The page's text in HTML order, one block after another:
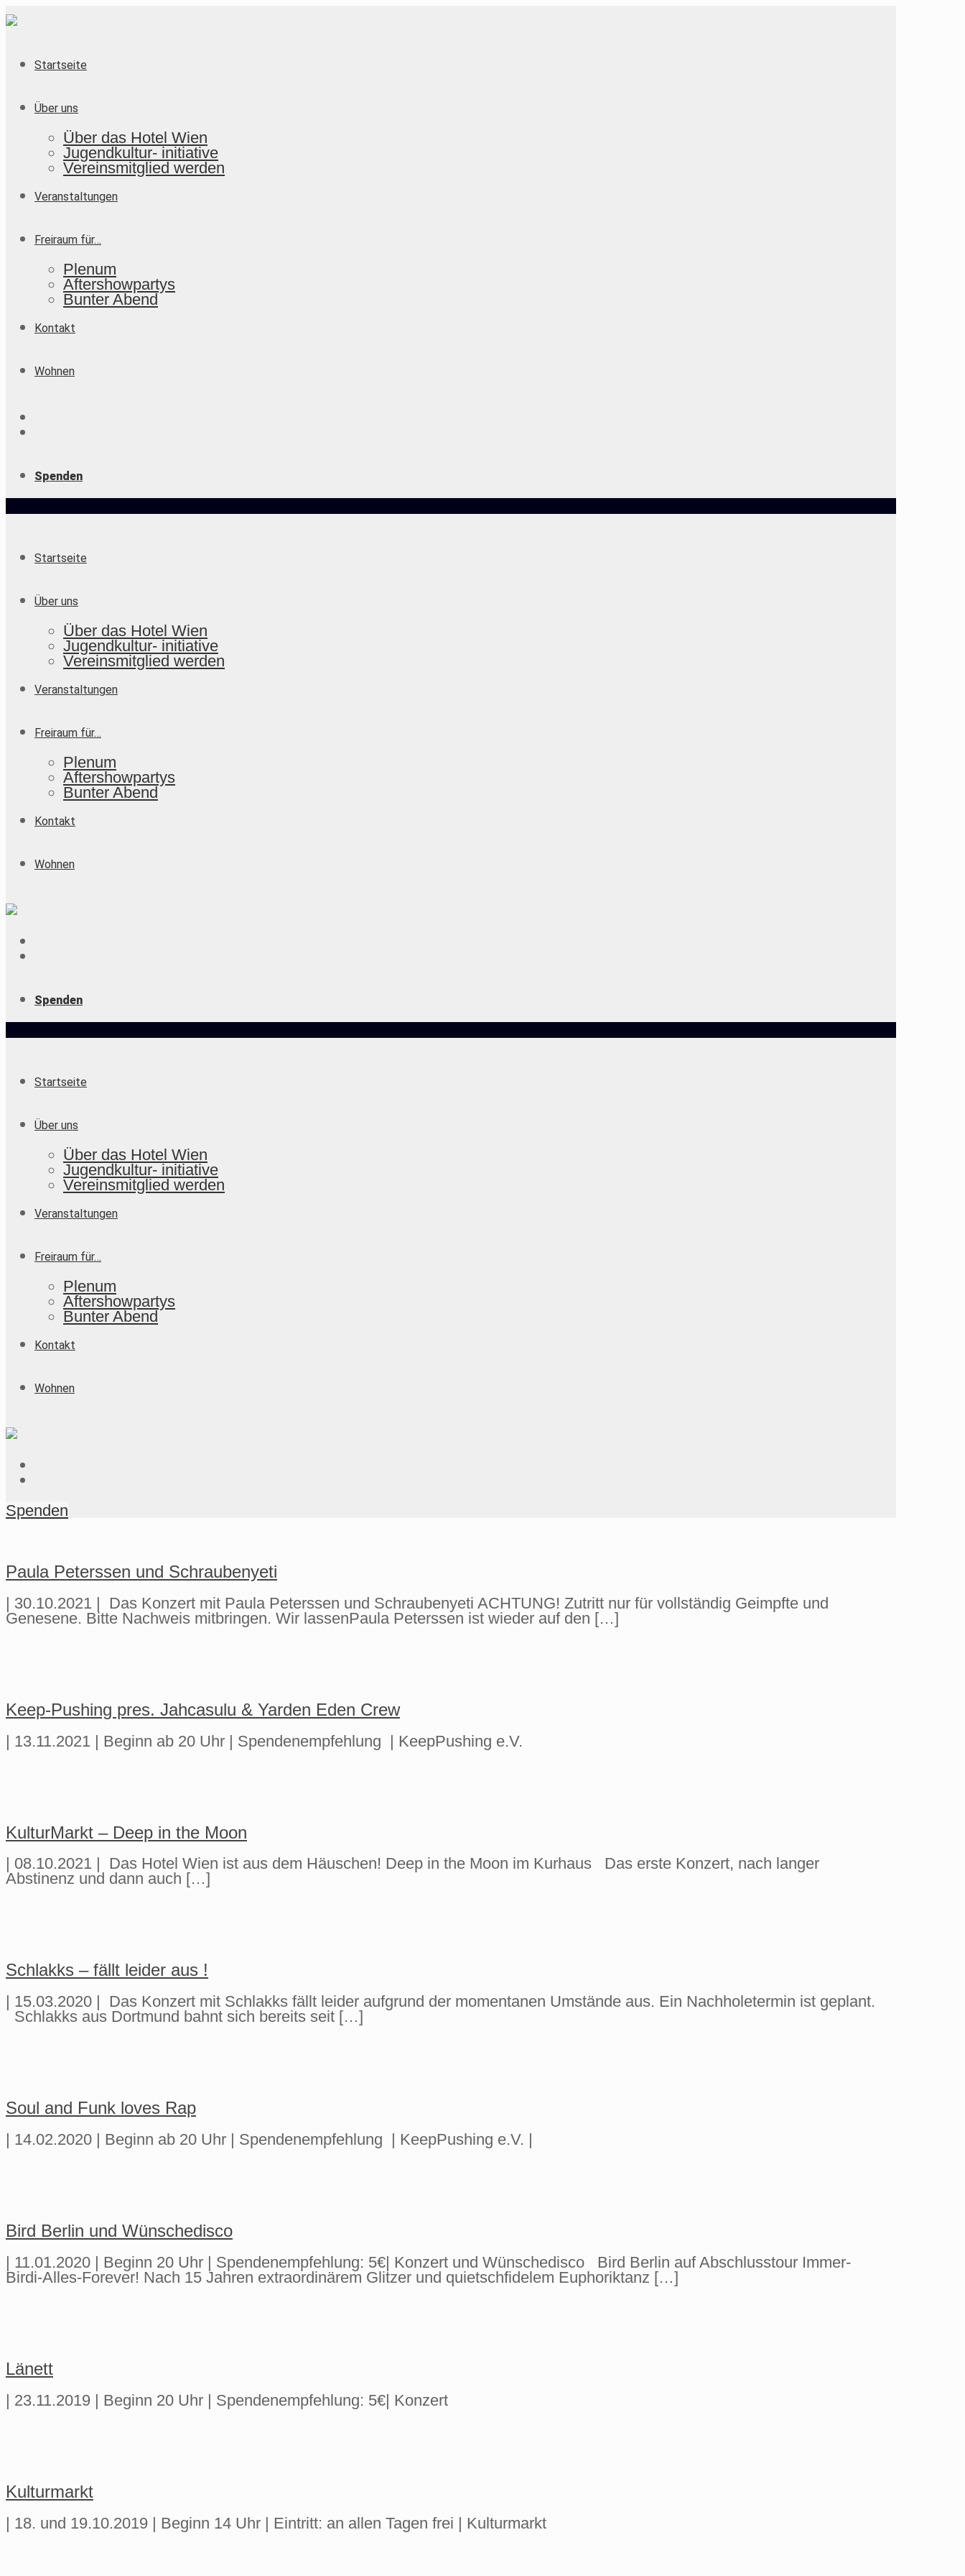
Startseite
Über uns
Über das Hotel Wien
Jugendkultur- initiative
Vereinsmitglied werden
Veranstaltungen
Freiraum für…
Plenum
Aftershowpartys
Bunter Abend
Kontakt
Wohnen
Spenden
Startseite
Über uns
Über das Hotel Wien
Jugendkultur- initiative
Vereinsmitglied werden
Veranstaltungen
Freiraum für…
Plenum
Aftershowpartys
Bunter Abend
Kontakt
Wohnen
Spenden
Startseite
Über uns
Über das Hotel Wien
Jugendkultur- initiative
Vereinsmitglied werden
Veranstaltungen
Freiraum für…
Plenum
Aftershowpartys
Bunter Abend
Kontakt
Wohnen
Spenden
Paula Peterssen und Schraubenyeti
| 30.10.2021 | Das Konzert mit Paula Peterssen und Schraubenyeti ACHTUNG! Zutritt nur für vollständig Geimpfte und
Genesene. Bitte Nachweis mitbringen. Wir lassenPaula Peterssen ist wieder auf den […]
Keep-Pushing pres. Jahcasulu & Yarden Eden Crew
| 13.11.2021 | Beginn ab 20 Uhr | Spendenempfehlung | KeepPushing e.V.
KulturMarkt – Deep in the Moon
| 08.10.2021 | Das Hotel Wien ist aus dem Häuschen! Deep in the Moon im Kurhaus Das erste Konzert, nach langer
Abstinenz und dann auch […]
Schlakks – fällt leider aus !
| 15.03.2020 | Das Konzert mit Schlakks fällt leider aufgrund der momentanen Umstände aus. Ein Nachholetermin ist geplant.
Schlakks aus Dortmund bahnt sich bereits seit […]
Soul and Funk loves Rap
| 14.02.2020 | Beginn ab 20 Uhr | Spendenempfehlung | KeepPushing e.V. |
Bird Berlin und Wünschedisco
| 11.01.2020 | Beginn 20 Uhr | Spendenempfehlung: 5€| Konzert und Wünschedisco Bird Berlin auf Abschlusstour Immer-
Birdi-Alles-Forever! Nach 15 Jahren extraordinärem Glitzer und quietschfidelem Euphoriktanz […]
Länett
| 23.11.2019 | Beginn 20 Uhr | Spendenempfehlung: 5€| Konzert
Kulturmarkt
| 18. und 19.10.2019 | Beginn 14 Uhr | Eintritt: an allen Tagen frei | Kulturmarkt